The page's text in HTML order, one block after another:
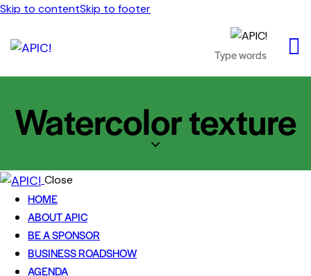
Skip to contentSkip to footer
Watercolor texture
Close
HOME
ABOUT APIC
BE A SPONSOR
BUSINESS ROADSHOW
AGENDA